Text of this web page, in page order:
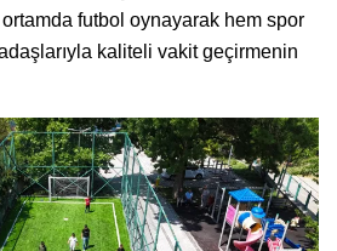
futbol oynayarak hem spor
kaliteli vakit geçirmenin